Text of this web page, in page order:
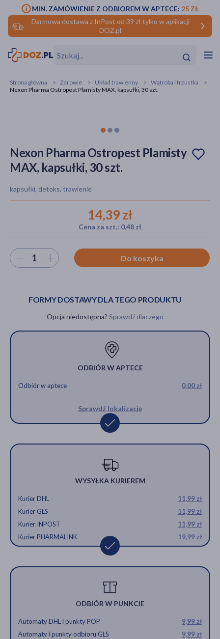
Darmowa dostawa z InPost od 39 zł tylko w aplikacji
DOZ.pl
MIN. ZAMÓWIENIE Z ODBIOREM W APTECE: 25 ZŁ
Strona główna Zdrowie Układ trawienny
Wątroba i trzustka
Nexon Pharma Ostropest Plamisty MAX, kapsułki, 30 szt.
Nexon Pharma Ostropest Plamisty
MAX, kapsułki, 30 szt.
kapsułki, detoks, trawienie
14,39 zł
Cena za szt.: 0,48 zł
Wybierz ilość Do koszyka
FORMY DOSTAWY DLA TEGO PRODUKTU
Opcja niedostępna? Sprawdź dlaczego
ODBIÓR W APTECE
Odbiór w aptece 0,00 zł
Sprawdź lokalizację
WYSYŁKA KURIEREM
Kurier DHL
11,99 zł
Kurier GLS
11,99 zł
Kurier INPOST
11,99 zł
Kurier PHARMALINK
19,99 zł
ODBIÓR W PUNKCIE
Automaty DHL i punkty POP
9,99 zł
Automaty i punkty odbioru GLS
9,99 zł